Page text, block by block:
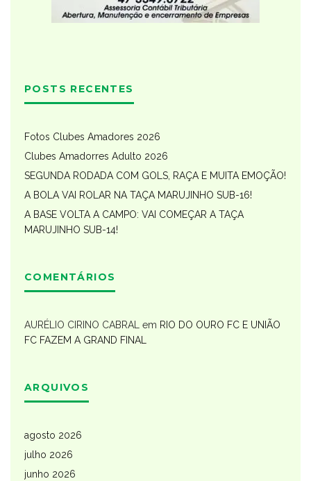
POSTS RECENTES
Fotos Clubes Amadores 2026
Clubes Amadorres Adulto 2026
SEGUNDA RODADA COM GOLS, RAÇA E MUITA EMOÇÃO!
A BOLA VAI ROLAR NA TAÇA MARUJINHO SUB-16!
A BASE VOLTA A CAMPO: VAI COMEÇAR A TAÇA
MARUJINHO SUB-14!
COMENTÁRIOS
AURÉLIO CIRINO CABRAL em RIO DO OURO FC E UNIÃO
FC FAZEM A GRAND FINAL
ARQUIVOS
agosto 2026
julho 2026
junho 2026